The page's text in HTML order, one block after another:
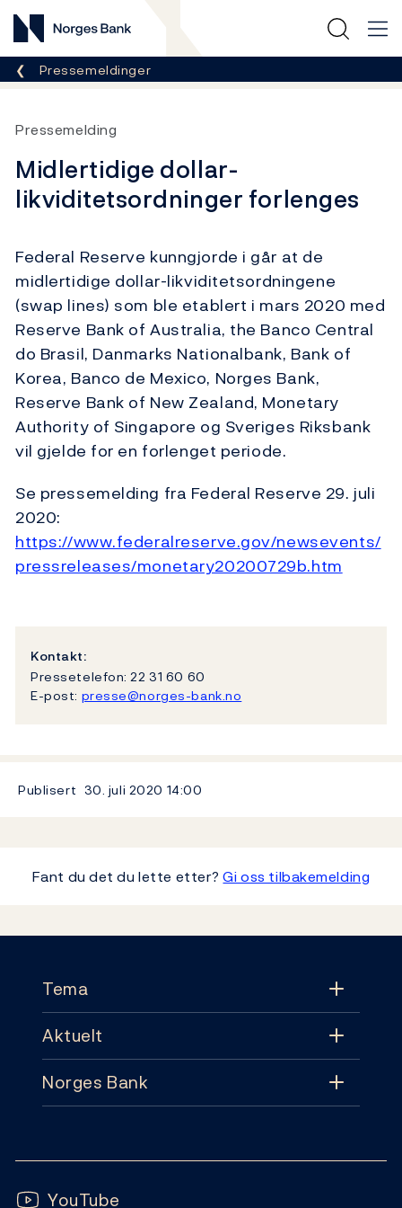
Norges Bank
Her er du nå:
Pressemeldinger
Pressemelding
Midlertidige dollar-
likviditetsordninger forlenges
Federal Reserve kunngjorde i går at de
midlertidige dollar-likviditetsordningene
(swap lines) som ble etablert i mars 2020 med
Reserve Bank of Australia, the Banco Central
do Brasil, Danmarks Nationalbank, Bank of
Korea, Banco de Mexico, Norges Bank,
Reserve Bank of New Zealand, Monetary
Authority of Singapore og Sveriges Riksbank
vil gjelde for en forlenget periode.
Se pressemelding fra Federal Reserve 29. juli
2020:
https://www.federalreserve.gov/newsevents/
pressreleases/monetary20200729b.htm
Kontakt:
Pressetelefon: 22 31 60 60
E-post: presse@norges-bank.no
Publisert 30. juli 2020 14:00
Fant du det du lette etter?Gi oss tilbakemelding
Tema
Tema
Pengepolitikk
Aktuelt
Aktuelt
Publikasjoner
Norges Bank
Abonnement
Følg oss:
YouTube